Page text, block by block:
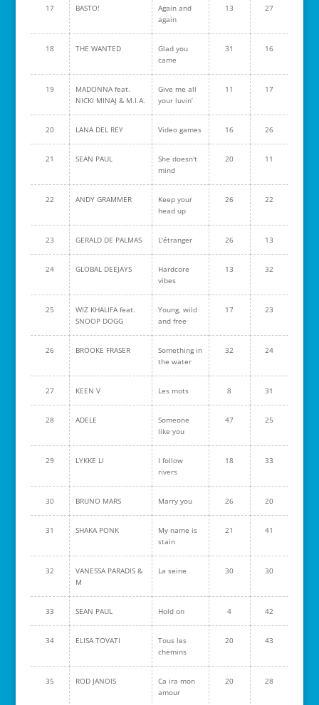
17 BASTO!
Again and
again
13 27
18 THE WANTED
Glad you
came
31 16
19
MADONNA feat.
NICKI MINAJ & M.I.A.
Give me all
your luvin’
11 17
20 LANA DEL REY Video games 16 26
21 SEAN PAUL
She doesn't
mind
20 11
22 ANDY GRAMMER
Keep your
head up
26 22
23 GERALD DE PALMAS L'étranger 26 13
24 GLOBAL DEEJAYS
Hardcore
vibes
13 32
25
WIZ KHALIFA feat.
SNOOP DOGG
Young, wild
and free
17 23
26 BROOKE FRASER
Something in
the water
32 24
27 KEEN V Les mots 8 31
28 ADELE
Someone
like you
47 25
29 LYKKE LI
I follow
rivers
18 33
30 BRUNO MARS Marry you 26 20
31 SHAKA PONK
My name is
stain
21 41
32
VANESSA PARADIS &
M
La seine 30 30
33 SEAN PAUL Hold on 4 42
34 ELISA TOVATI
Tous les
chemins
20 43
35 ROD JANOIS
Ca ira mon
amour
20 28